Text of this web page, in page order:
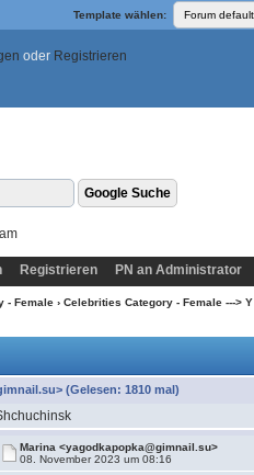
Template wählen:
oder Registrieren
Registrieren PN an Administrator
- Female› Celebrities Category - Female ---> Y
(Gelesen: 1810 mal)
Marina <yagodkapopka@gimnail.su>
08. November 2023 um 08:16